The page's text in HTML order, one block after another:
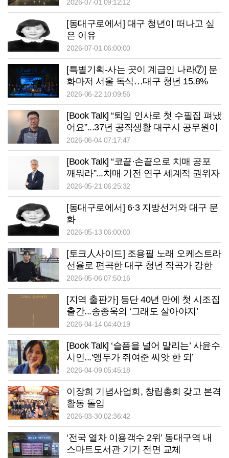
2026-07-01 09:12:12
[동대구로에서] 대구 청년이 떠나고 싶
은 이유
2026-07-01 06:00:00
[특별기획-사는 곳이 계급인 나라⑦] 문
화마저 서울 독식…대구 청년 15.8%
“문화 혜택 때문에 떠난다”
2026-06-22 10:09:56
[Book Talk] “퇴임 인사로 첫 수필집 펴냈
어요”...37년 공직생활 대구시 공무원이
전하는 유쾌함과 지혜
2026-06-04 07:17:47
[Book Talk] “코끝·손끝으로 치매 공포
깨워라”...치매 기전 연구 세계적 권위자
문제일 교수
2026-05-21 06:25:32
[동대구로에서] 6·3 지방선거와 대구 문
화
2026-05-13 06:00:00
[토크人사이드] 조용필 노래 오케스트라
선율로 편곡한 대구 청년 작곡가 강한
뫼...“제 음악 철학의 주요 키워드는 ‘문
학과 사람’”
2026-05-06 07:50:16
[지역 출판가] 등단 40년 만에 첫 시조집
출간...송종욱의 ‘그래도 살아야지’
2026-04-14 04:40:19
[Book Talk] ‘슬픔을 널어 말리는’ 사윤수
시인...‘앵두가 쥐여준 씨앗 한 되’
2026-04-09 05:45:18
이장희 기념사업회, 창립총회 갖고 본격
활동 돌입
2026-03-30 02:36:42
‘전국 열차 이용객수 2위’ 동대구역 내
스마트도서관 기기 전면 교체